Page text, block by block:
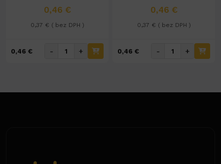
0,46 €
0,37 € ( bez DPH )
0,46 € - +
0,46 €
0,37 € ( bez DPH )
0,46 € - +